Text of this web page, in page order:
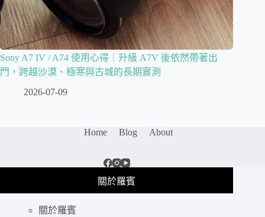
Sony A7 IV / A74 使用心得｜升級 A7V 後依然帶著出
門，跨越沙漠、極寒與古城的長期實測
2026-07-09
Home Blog About
關於羅賓
關於羅賓